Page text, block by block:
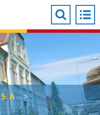
5. A
>